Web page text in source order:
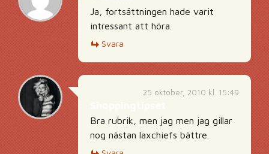
Ja, fortsättningen hade varit
intressant att höra.
Svara
25 oktober, 2010 kl. 15:49
Bra rubrik, men jag men jag gillar
nog nästan laxchiefs bättre.